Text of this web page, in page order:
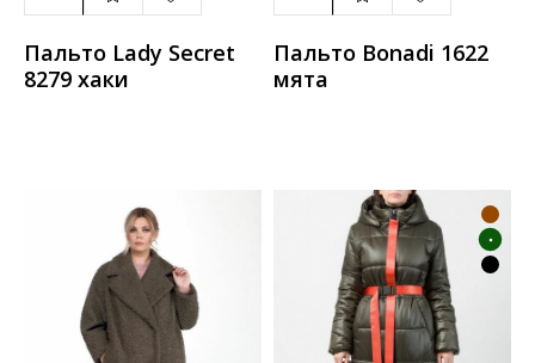
Пальто Lady Secret
8279 хаки
Пальто Bonadi 1622
мята